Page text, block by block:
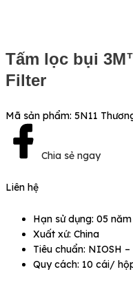
Tấm lọc bụi
Filter
Mã sản phẩm: 5N11
Chia sẻ ngay
Liên hệ
Hạn sử dụng: 05
Xuất xứ: China
Tiêu chuẩn: NIOSH
Quy cách: 10 cái/